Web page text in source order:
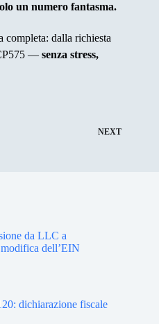
un numero fantasma.
dalla richiesta
— senza stress,
NEXT
da LLC a
dell’EIN
dichiarazione fiscale